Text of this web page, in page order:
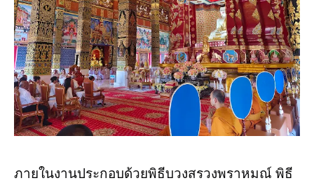
ภายในงานประกอบด้วยพิธีบวงสรวงพราหมณ์ พิธี